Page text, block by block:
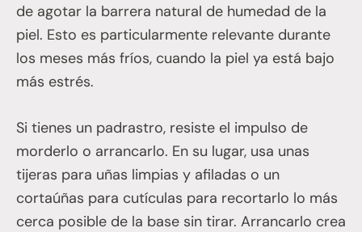
de agotar la barrera natural de humedad de la
piel. Esto es particularmente relevante durante
los meses más fríos, cuando la piel ya está bajo
más estrés.
Si tienes un padrastro, resiste el impulso de
morderlo o arrancarlo. En su lugar, usa unas
tijeras para uñas limpias y afiladas o un
cortaúñas para cutículas para recortarlo lo más
cerca posible de la base sin tirar. Arrancarlo crea